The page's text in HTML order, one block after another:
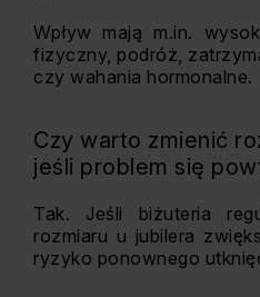
Wpływ mają m.in.
fizyczny, podróż,
czy wahania hormonalne.
Czy warto zmienić
jeśli problem się
Tak. Jeśli biżuteria
rozmiaru u jubilera
ryzyko ponownego